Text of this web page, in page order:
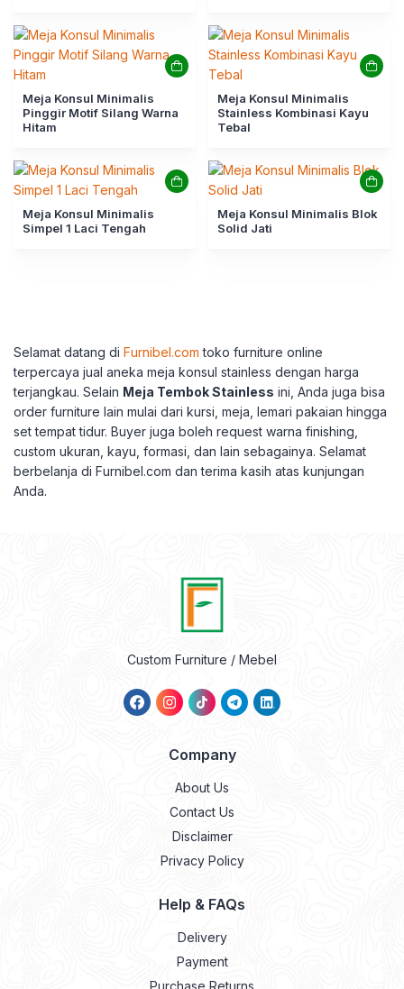
Meja Konsul Minimalis
Pinggir Motif Silang Warna
Hitam
Meja Konsul Minimalis
Stainless Kombinasi Kayu
Tebal
Meja Konsul Minimalis
Simpel 1 Laci Tengah
Meja Konsul Minimalis Blok
Solid Jati
Selamat datang di Furnibel.com toko furniture online
terpercaya jual aneka meja konsul stainless dengan harga
terjangkau. Selain Meja Tembok Stainless ini, Anda juga bisa
order furniture lain mulai dari kursi, meja, lemari pakaian hingga
set tempat tidur. Buyer juga boleh request warna finishing,
custom ukuran, kayu, formasi, dan lain sebagainya. Selamat
berbelanja di Furnibel.com dan terima kasih atas kunjungan
Anda.
Custom Furniture / Mebel
Company
About Us
Contact Us
Disclaimer
Privacy Policy
Help & FAQs
Delivery
Payment
Purchase Returns